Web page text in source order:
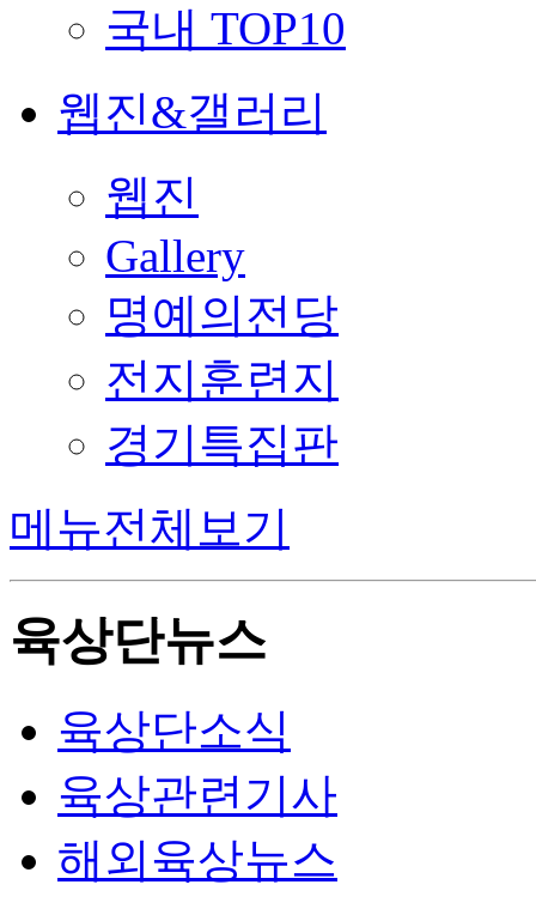
국내 TOP10
웹진&갤러리
웹진
Gallery
명예의전당
전지훈련지
경기특집판
메뉴전체보기
육상단뉴스
육상단소식
육상관련기사
해외육상뉴스